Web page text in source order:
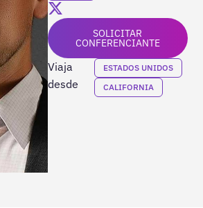
SOLICITAR
CONFERENCIANTE
Viaja
desde
ESTADOS UNIDOS
CALIFORNIA